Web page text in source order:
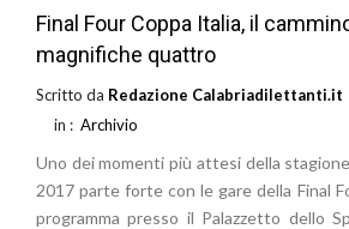
Final Four Coppa Italia, il
magnifiche quattro
Scritto da Redazione Calabriadilettanti.it
in : Archivio
Uno dei momenti più attesi della
2017 parte forte con le gare della Final
programma presso il Palazzetto dello